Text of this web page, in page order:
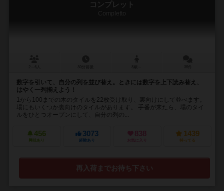
コンプレット
Completto
数字を引いて、自分の列を並び替え。ときには数字を上下読み替え、
はやく一列揃えよう！
1から100までの木のタイルを22枚受け取り、裏向けにして並べます。
場にもいくつか裏向けのタイルがあります。 手番が来たら、場のタイ
ルをひとつオープンにして、自分の列の...
456
興味あり
3073
経験あり
838
お気に入り
1439
持ってる
再入荷までお待ち下さい